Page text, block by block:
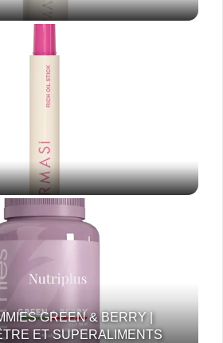
GREEN & BERRY |
ET SUPERALIMENTS